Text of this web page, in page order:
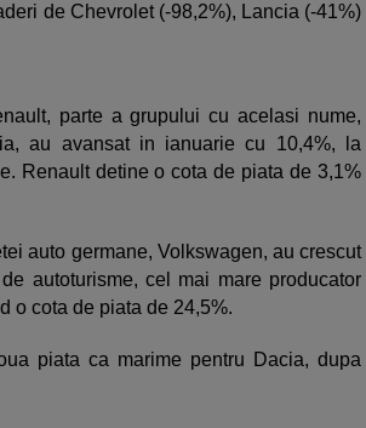
de Chevrolet (-98,2%), Lancia (-41%)
parte a grupului cu acelasi nume,
au avansat in ianuarie cu 10,4%, la
Renault detine o cota de piata de 3,1%
auto germane, Volkswagen, au crescut
autoturisme, cel mai mare producator
o cota de piata de 24,5%.
piata ca marime pentru Dacia, dupa